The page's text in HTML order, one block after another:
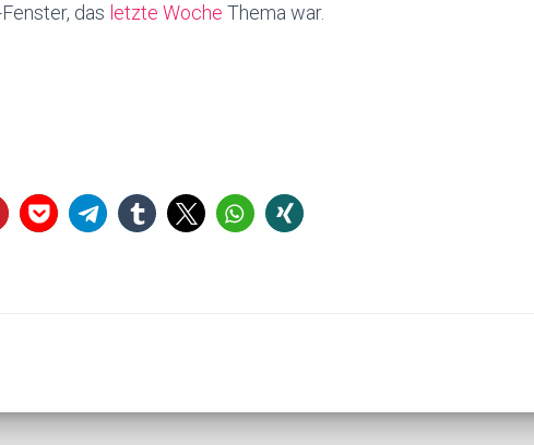
das letzte Woche Thema war.